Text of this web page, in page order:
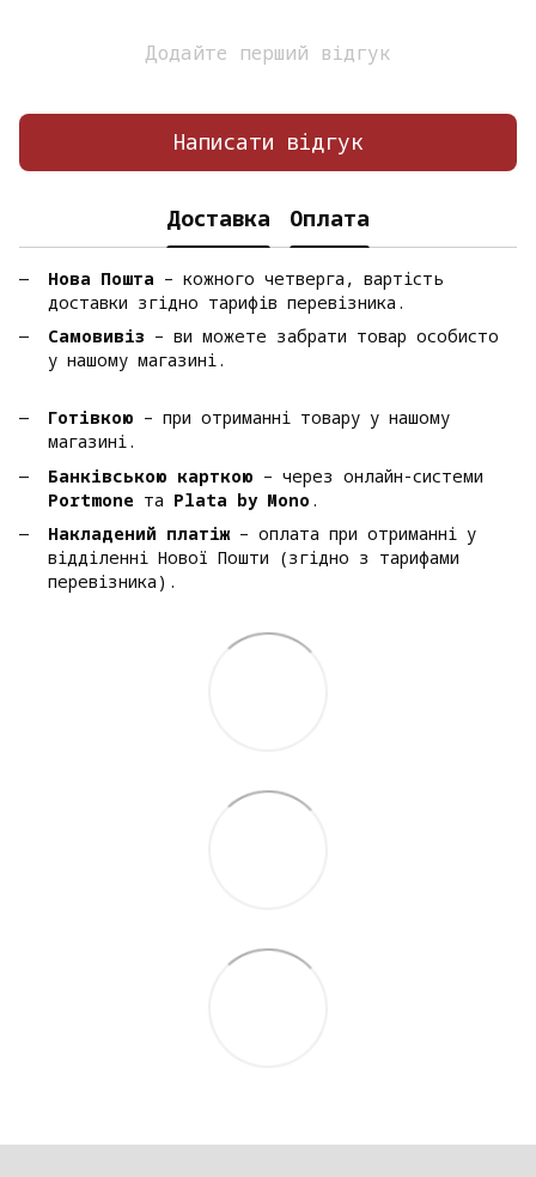
Додайте перший відгук
Написати відгук
Доставка Оплата
Нова Пошта – кожного четверга, вартість
доставки згідно тарифів перевізника.
Самовивіз – ви можете забрати товар особисто
у нашому магазині.
Готівкою – при отриманні товару у нашому
магазині.
Банківською карткою – через онлайн-системи
Portmone та Plata by Mono .
Накладений платіж– оплата при отриманні у
відділенні Нової Пошти (згідно з тарифами
перевізника).